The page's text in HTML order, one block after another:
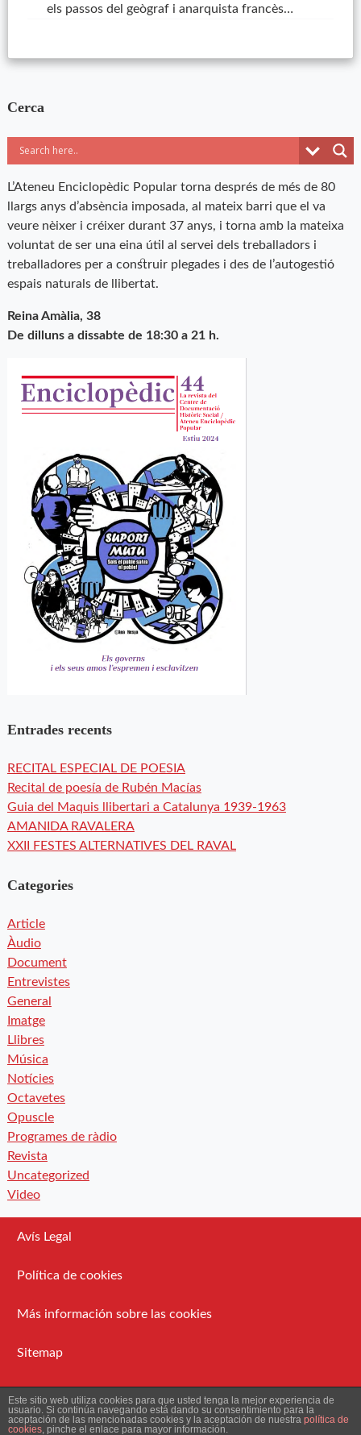
els passos del geògraf i anarquista francès…
Cerca
L’Ateneu Enciclopèdic Popular torna després de més de 80
llargs anys d’absència imposada, al mateix barri que el va
veure nèixer i créixer durant 37 anys, i torna amb la mateixa
voluntat de ser una eina útil al servei dels treballadors i
treballadores per a construir plegades i des de l’autogestió
espais naturals de llibertat.
Reina Amàlia, 38
De dilluns a dissabte de 18:30 a 21 h.
Entrades recents
RECITAL ESPECIAL DE POESIA
Recital de poesía de Rubén Macías
Guia del Maquis llibertari a Catalunya 1939-1963
AMANIDA RAVALERA
XXII FESTES ALTERNATIVES DEL RAVAL
Categories
Article
Àudio
Document
Entrevistes
General
Imatge
Llibres
Música
Notícies
Octavetes
Opuscle
Programes de ràdio
Revista
Uncategorized
Video
Avís Legal
Política de cookies
Más información sobre las cookies
Sitemap
Administració
Este sitio web utiliza cookies para que usted tenga la mejor experiencia de
usuario. Si continúa navegando está dando su consentimiento para la
aceptación de las mencionadas cookies y la aceptación de nuestra política de
cookies, pinche el enlace para mayor información.